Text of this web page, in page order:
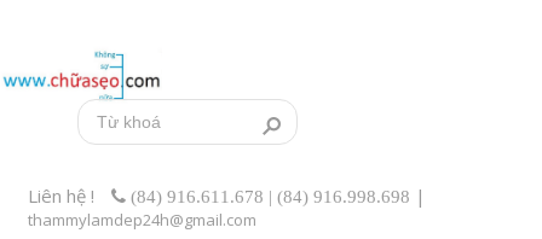
Liên hệ ! (84) 916.611.678 | (84) 916.998.698 |
thammylamdep24h@gmail.com